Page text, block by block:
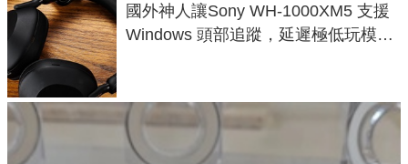
國外神人讓Sony WH-1000XM5 支援
Windows 頭部追蹤，延遲極低玩模擬